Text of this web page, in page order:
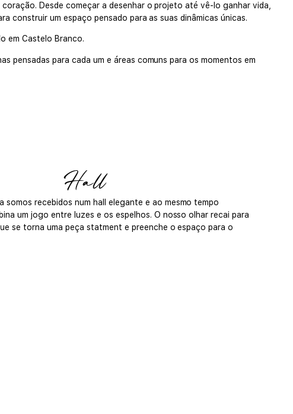
Desde começar a desenhar o projeto até vê-lo ganhar vida,
construir um espaço pensado para as suas dinâmicas únicas.
em Castelo Branco.
pensadas para cada um e áreas comuns para os momentos em
Hall
somos recebidos num hall elegante e ao mesmo tempo
um jogo entre luzes e os espelhos. O nosso olhar recai para
se torna uma peça statment e preenche o espaço para o